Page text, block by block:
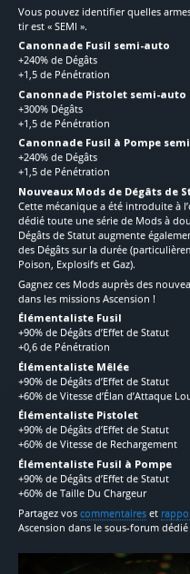
Vous pouvez identifier quelles
tir est « SEMI ».
Canonnade Fusil semi-auto
+240% de Dégâts
+1,5 de Pénétration
Canonnade Pistolet semi-auto
+300% Dégâts
+1,5 de Pénétration
Canonnade Fusil à Pompe
+240% de Dégâts
+1,5 de Pénétration
Nouveaux Mods de Dégâts de
Cette mécanique a été introduite à
dédié toute une série de Mods à
Dégâts de Statut augmente
des Dégâts sur la durée
Poison, Explosifs et Gaz).
Gagnez ces Mods auprès des
dans les missions Ascension !
Élémentaliste Fusil
+90% de Dégâts d’Effet de Statut
+0,6 de Pénétration
Élémentaliste Mêlée
+90% de Dégâts d’Effet de Statut
+60% de Vitesse d’Élan d’Attaque
Élémentaliste Pistolet
+90% de Dégâts d’Effet de Statut
+60% de Vitesse de Rechargement
Élémentaliste Fusil à Pompe
+90% de Dégâts d’Effet de Statut
+60% de Taille Du Chargeur
Partagez vos commentaires et
Ascension dans le sous-forum dédié